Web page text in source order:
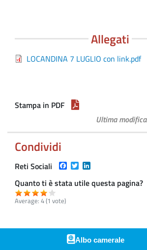
Allegati
LOCANDINA 7 LUGLIO con link.pdf
Stampa in PDF
Ultima modifica
Condividi
Reti Sociali Facebook
Twitter
Quanto ti è stata utile questa pagina?
Average: 4(1 vote)
Albo camerale